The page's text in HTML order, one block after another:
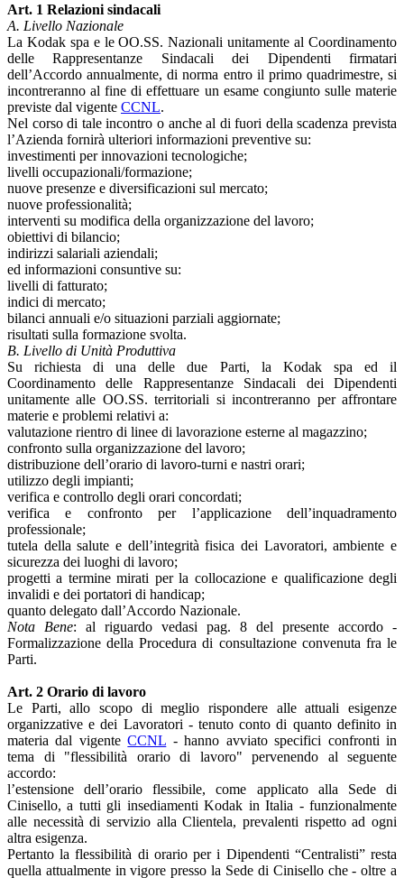
Art. 1 Relazioni sindacali
A. Livello Nazionale
La Kodak spa e le OO.SS. Nazionali unitamente al Coordinamento
delle Rappresentanze Sindacali dei Dipendenti firmatari
dell’Accordo annualmente, di norma entro il primo quadrimestre, si
incontreranno al fine di effettuare un esame congiunto sulle materie
previste dal vigente CCNL.
Nel corso di tale incontro o anche al di fuori della scadenza prevista
l’Azienda fornirà ulteriori informazioni preventive su:
investimenti per innovazioni tecnologiche;
livelli occupazionali/formazione;
nuove presenze e diversificazioni sul mercato;
nuove professionalità;
interventi su modifica della organizzazione del lavoro;
obiettivi di bilancio;
indirizzi salariali aziendali;
ed informazioni consuntive su:
livelli di fatturato;
indici di mercato;
bilanci annuali e/o situazioni parziali aggiornate;
risultati sulla formazione svolta.
B. Livello di Unità Produttiva
Su richiesta di una delle due Parti, la Kodak spa ed il
Coordinamento delle Rappresentanze Sindacali dei Dipendenti
unitamente alle OO.SS. territoriali si incontreranno per affrontare
materie e problemi relativi a:
valutazione rientro di linee di lavorazione esterne al magazzino;
confronto sulla organizzazione del lavoro;
distribuzione dell’orario di lavoro-turni e nastri orari;
utilizzo degli impianti;
verifica e controllo degli orari concordati;
verifica e confronto per l’applicazione dell’inquadramento
professionale;
tutela della salute e dell’integrità fisica dei Lavoratori, ambiente e
sicurezza dei luoghi di lavoro;
progetti a termine mirati per la collocazione e qualificazione degli
invalidi e dei portatori di handicap;
quanto delegato dall’Accordo Nazionale.
Nota Bene: al riguardo vedasi pag. 8 del presente accordo -
Formalizzazione della Procedura di consultazione convenuta fra le
Parti.
Art. 2 Orario di lavoro
Le Parti, allo scopo di meglio rispondere alle attuali esigenze
organizzative e dei Lavoratori - tenuto conto di quanto definito in
materia dal vigenteCCNL - hanno avviato specifici confronti in
tema di "flessibilità orario di lavoro" pervenendo al seguente
accordo:
l’estensione dell’orario flessibile, come applicato alla Sede di
Cinisello, a tutti gli insediamenti Kodak in Italia - funzionalmente
alle necessità di servizio alla Clientela, prevalenti rispetto ad ogni
altra esigenza.
Pertanto la flessibilità di orario per i Dipendenti “Centralisti” resta
quella attualmente in vigore presso la Sede di Cinisello che - oltre a